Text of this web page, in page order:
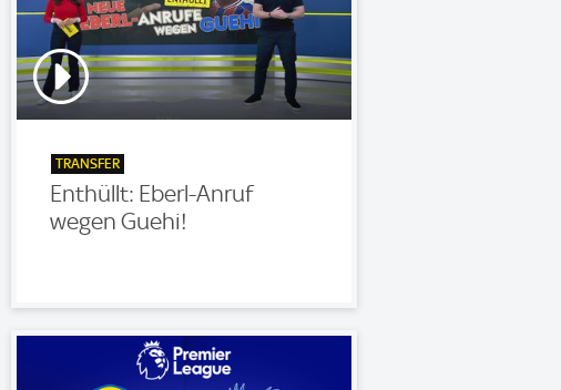
TRANSFER
Enthüllt: Eberl-Anruf
wegen Guehi!